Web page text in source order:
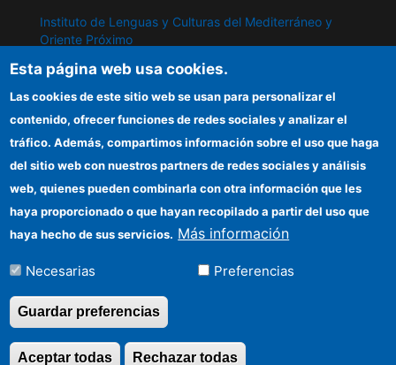
Instituto de Lenguas y Culturas del Mediterráneo y
Oriente Próximo
Instituto de Políticas y Bienes Públicos
IPP
Sede electrónica CSIC
Información para proveedores
Organismos financiadores
Cómo llegar
©Copyright 2026 Todos los derechos reservados
Esta página web usa cookies.
Las cookies de este sitio web se usan para personalizar el
contenido, ofrecer funciones de redes sociales y analizar el
tráfico. Además, compartimos información sobre el uso que haga
del sitio web con nuestros partners de redes sociales y análisis
web, quienes pueden combinarla con otra información que les
haya proporcionado o que hayan recopilado a partir del uso que
haya hecho de sus servicios. Más información
Necesarias Preferencias
Guardar preferencias
Rechazar todas
Aceptar todas